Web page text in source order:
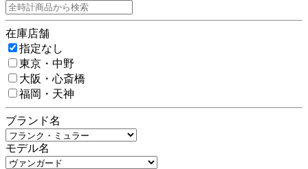
在庫店舗
指定なし
東京・中野
大阪・心斎橋
福岡・天神
ブランド名
モデル名